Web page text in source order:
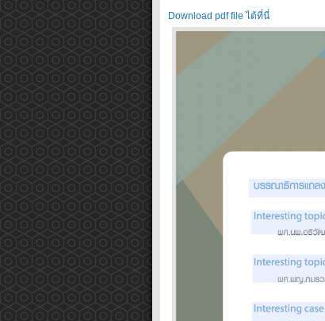
Download pdf file ได้ที่นี่